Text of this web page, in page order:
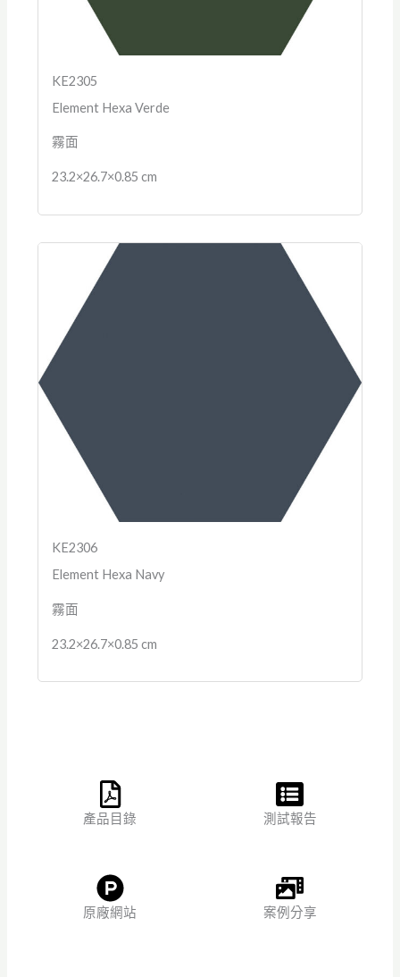
KE2305
Element Hexa Verde
霧面
23.2×26.7×0.85 cm
KE2306
Element Hexa Navy
霧面
23.2×26.7×0.85 cm
產品目錄 測試報告
原廠網站 案例分享